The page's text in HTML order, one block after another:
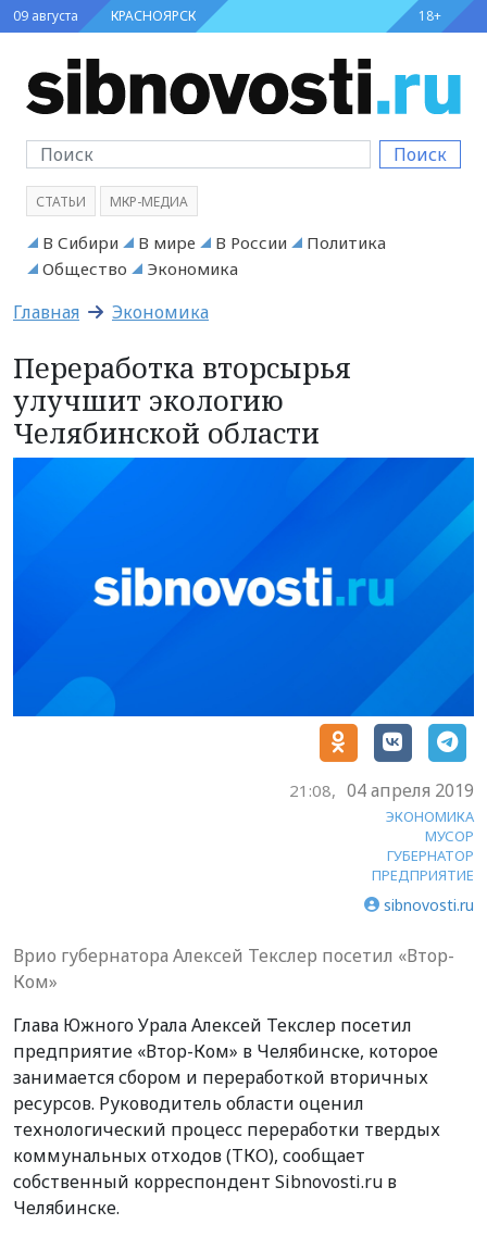
09 августа КРАСНОЯРСК 18+
Поиск
СТАТЬИ МКР-МЕДИА
В Сибири В мире В России
Политика
Общество
Экономика
Главная Экономика
Переработка вторсырья
улучшит экологию
Челябинской области
21:08, 04 апреля 2019
ЭКОНОМИКА
МУСОР
ГУБЕРНАТОР
ПРЕДПРИЯТИЕ
sibnovosti.ru
Врио губернатора Алексей Текслер посетил «Втор-
Ком»
Глава Южного Урала Алексей Текслер посетил
предприятие «Втор-Ком» в Челябинске, которое
занимается сбором и переработкой вторичных
ресурсов. Руководитель области оценил
технологический процесс переработки твердых
коммунальных отходов (ТКО), сообщает
собственный корреспондент Sibnovosti.ru в
Челябинске.